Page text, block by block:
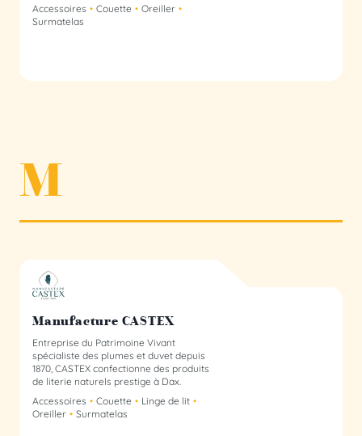
Accessoires
Couette
Oreiller
Surmatelas
M
Manufacture CASTEX Collectif
Manufacture CASTEX
Entreprise du Patrimoine Vivant
spécialiste des plumes et duvet depuis
1870, CASTEX confectionne des produits
de literie naturels prestige à Dax.
Accessoires
Couette
Linge de lit
Oreiller
Surmatelas